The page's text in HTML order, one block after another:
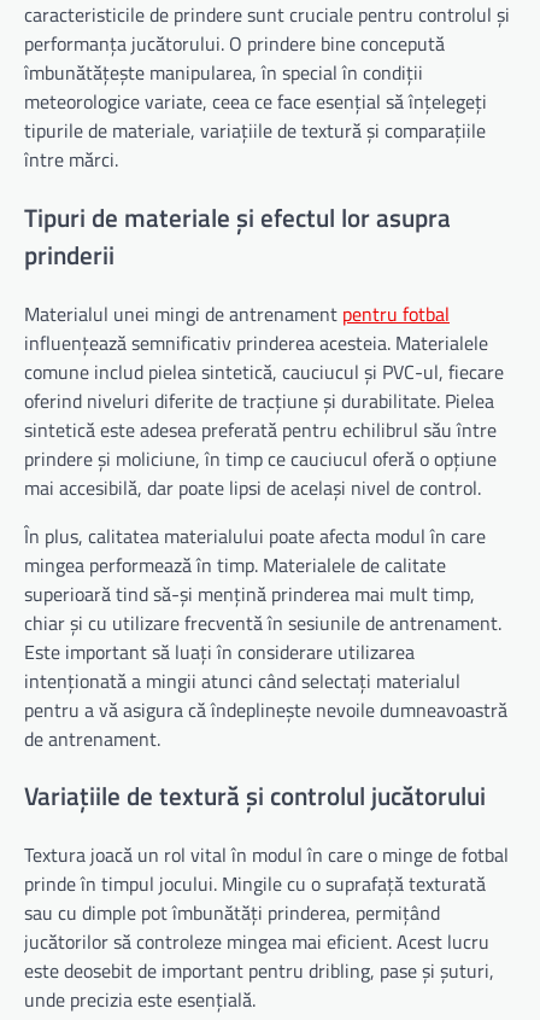
caracteristicile de prindere sunt cruciale pentru controlul și
performanța jucătorului. O prindere bine concepută
îmbunătățește manipularea, în special în condiții
meteorologice variate, ceea ce face esențial să înțelegeți
tipurile de materiale, variațiile de textură și comparațiile
între mărci.
Tipuri de materiale și efectul lor asupra
prinderii
Materialul unei mingi de antrenament pentru fotbal
influențează semnificativ prinderea acesteia. Materialele
comune includ pielea sintetică, cauciucul și PVC-ul, fiecare
oferind niveluri diferite de tracțiune și durabilitate. Pielea
sintetică este adesea preferată pentru echilibrul său între
prindere și moliciune, în timp ce cauciucul oferă o opțiune
mai accesibilă, dar poate lipsi de același nivel de control.
În plus, calitatea materialului poate afecta modul în care
mingea performează în timp. Materialele de calitate
superioară tind să-și mențină prinderea mai mult timp,
chiar și cu utilizare frecventă în sesiunile de antrenament.
Este important să luați în considerare utilizarea
intenționată a mingii atunci când selectați materialul
pentru a vă asigura că îndeplinește nevoile dumneavoastră
de antrenament.
Variațiile de textură și controlul jucătorului
Textura joacă un rol vital în modul în care o minge de fotbal
prinde în timpul jocului. Mingile cu o suprafață texturată
sau cu dimple pot îmbunătăți prinderea, permițând
jucătorilor să controleze mingea mai eficient. Acest lucru
este deosebit de important pentru dribling, pase și șuturi,
unde precizia este esențială.